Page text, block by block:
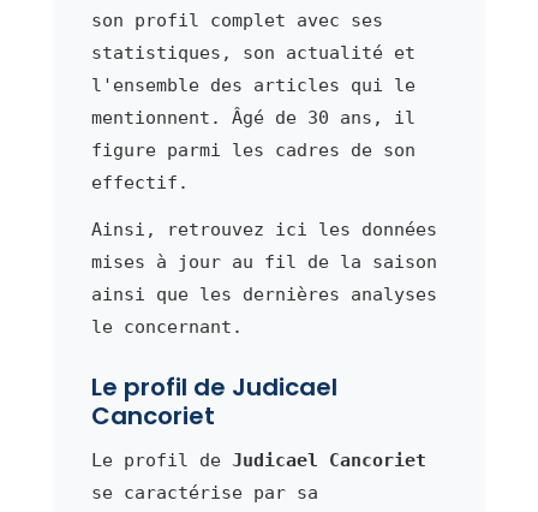
son profil complet avec ses
statistiques, son actualité et
l'ensemble des articles qui le
mentionnent. Âgé de 30 ans, il
figure parmi les cadres de son
effectif.
Ainsi, retrouvez ici les données
mises à jour au fil de la saison
ainsi que les dernières analyses
le concernant.
Le profil de Judicael
Cancoriet
Le profil de Judicael Cancoriet
se caractérise par sa